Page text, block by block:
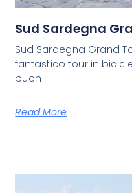
Sud Sardegna
Sud Sardegna Grand
fantastico tour in
buon
Read More